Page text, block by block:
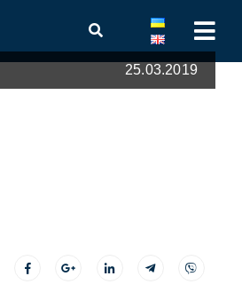
25.03.2019